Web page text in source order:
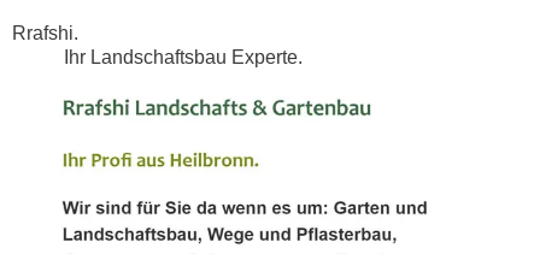
Rrafshi.
Ihr Landschaftsbau Experte.